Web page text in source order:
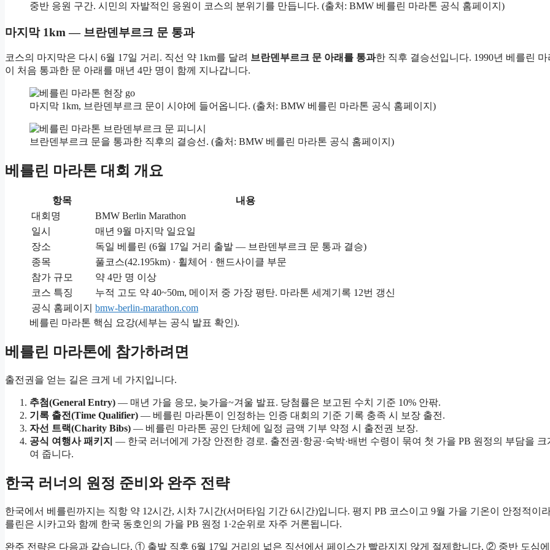
중반 응원 구간. 시민의 자발적인 응원이 코스의 분위기를 만듭니다. (출처: BMW 베를린 마라톤 공식 홈페이지)
마지막 1km — 브란덴부르크 문 통과
코스의 마지막은 다시 6월 17일 거리. 직선 약 1km를 달려 브란덴부르크 문 아래를 통과한 직후 결승선입니다. 1990년 베를린 마
이 처음 통과한 문 아래를 매년 4만 명이 함께 지나갑니다.
마지막 1km, 브란덴부르크 문이 시야에 들어옵니다. (출처: BMW 베를린 마라톤 공식 홈페이지)
브란덴부르크 문을 통과한 직후의 결승선. (출처: BMW 베를린 마라톤 공식 홈페이지)
베를린 마라톤 대회 개요
항목
내용
대회명
BMW Berlin Marathon
일시
매년 9월 마지막 일요일
장소
독일 베를린 (6월 17일 거리 출발 — 브란덴부르크 문 통과 결승)
종목
풀코스(42.195km) · 휠체어 · 핸드사이클 부문
참가 규모
약 4만 명 이상
코스 특징
누적 고도 약 40~50m, 메이저 중 가장 평탄. 마라톤 세계기록 12번 갱신
공식 홈페이지 bmw-berlin-marathon.com
베를린 마라톤 핵심 요강(세부는 공식 발표 확인).
베를린 마라톤에 참가하려면
출전권을 얻는 길은 크게 네 가지입니다.
추첨(General Entry) — 매년 가을 응모, 늦가을~겨울 발표. 당첨률은 보고된 수치 기준 10% 안팎.
기록 출전(Time Qualifier) — 베를린 마라톤이 인정하는 인증 대회의 기준 기록 충족 시 보장 출전.
자선 트랙(Charity Bibs) — 베를린 마라톤 공인 단체에 일정 금액 기부 약정 시 출전권 보장.
공식 여행사 패키지 — 한국 러너에게 가장 안전한 경로. 출전권·항공·숙박·배번 수령이 묶여 첫 가을 PB 원정의 부담을 크
여 줍니다.
한국 러너의 원정 준비와 완주 전략
한국에서 베를린까지는 직항 약 12시간, 시차 7시간(서머타임 기간 6시간)입니다. 평지 PB 코스이고 9월 가을 기온이 안정적이
를린은 시카고와 함께 한국 동호인의 가을 PB 원정 1·2순위로 자주 거론됩니다.
완주 전략은 다음과 같습니다. ① 출발 직후 6월 17일 거리의 넓은 직선에서 페이스가 빨라지지 않게 절제합니다. ② 중반 도심